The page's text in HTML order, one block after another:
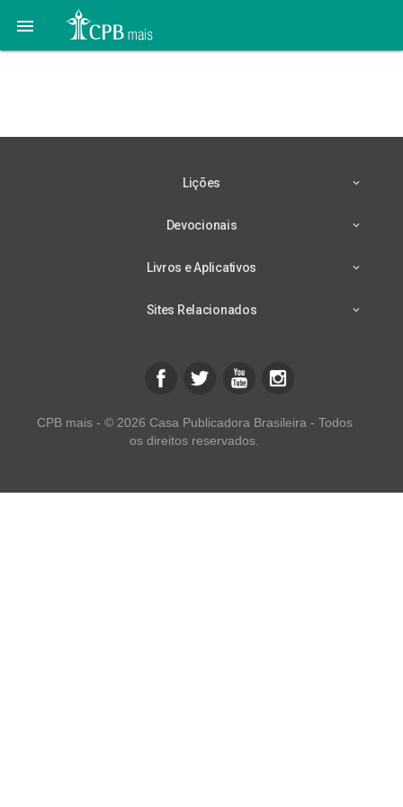

Lições
Devocionais
Livros e Aplicativos
Sites Relacionados
CPB mais - © 2026 Casa Publicadora Brasileira - Todos
os direitos reservados.